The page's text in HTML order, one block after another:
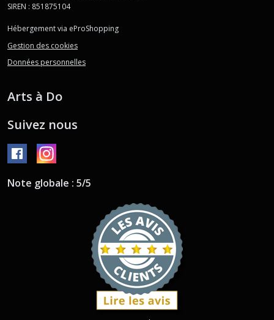
SIREN : 851875104
Hébergement via eProShopping
Gestion des cookies
Données personnelles
Arts à Do
Suivez nous
Note globale : 5/5